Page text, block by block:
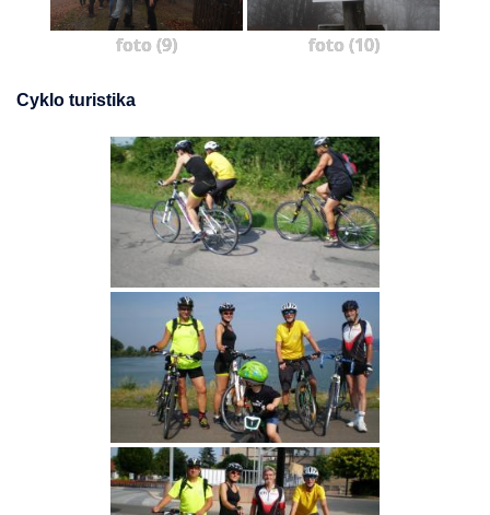
foto (9) foto (10)
Cyklo turistika